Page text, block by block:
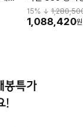
휠 포함
15% ↓
1,088,420원
봉특가
!